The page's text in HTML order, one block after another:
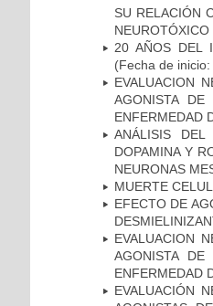
SU RELACIÓN
NEUROTÓXICO
20 AÑOS DEL
(Fecha de
EVALUACION
AGONISTA
ENFERMEDAD
ANÁLISIS
DOPAMINA Y
NEURONAS
MUERTE
EFECTO DE
EVALUACION
AGONISTA
ENFERMEDAD
EVALUACIÓN